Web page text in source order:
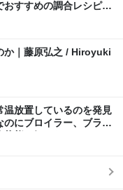
すすめの調合レシピが
か｜藤原弘之 / Hiroyuki
温放置しているのを発見
にブロイラー、ブラジ
態も気になる